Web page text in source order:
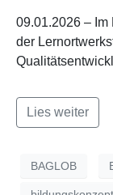
09.01.2026 – Im
der
Lies weiter
BAGLOB